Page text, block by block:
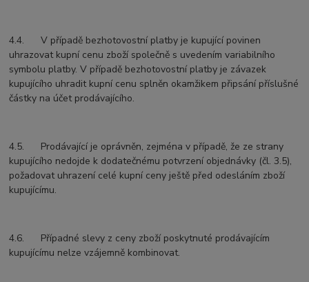
4.4. V případě bezhotovostní platby je kupující povinen
uhrazovat kupní cenu zboží společně s uvedením variabilního
symbolu platby. V případě bezhotovostní platby je závazek
kupujícího uhradit kupní cenu splněn okamžikem připsání příslušné
částky na účet prodávajícího.
4.5. Prodávající je oprávněn, zejména v případě, že ze strany
kupujícího nedojde k dodatečnému potvrzení objednávky (čl. 3.5),
požadovat uhrazení celé kupní ceny ještě před odesláním zboží
kupujícímu.
4.6. Případné slevy z ceny zboží poskytnuté prodávajícím
kupujícímu nelze vzájemně kombinovat.